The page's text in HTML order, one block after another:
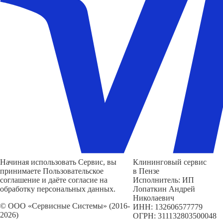
Начиная использовать Сервис, вы
принимаете Пользовательское
соглашение и даёте согласие на
обработку персональных данных.
© ООО «Сервисные Системы» (2016-
2026)
Клининговый сервис
в Пензе
Исполнитель: ИП
Лопаткин Андрей
Николаевич
ИНН: 132606577779
ОГРН: 311132803500048